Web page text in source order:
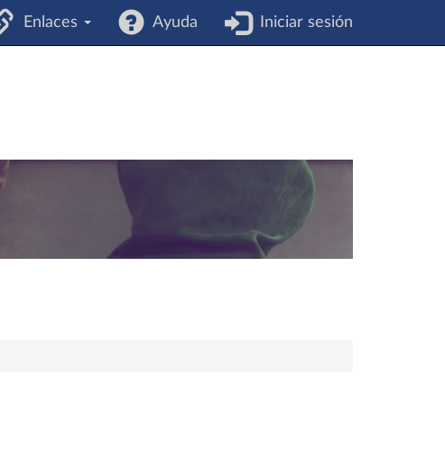
Enlaces Ayuda Iniciar sesión